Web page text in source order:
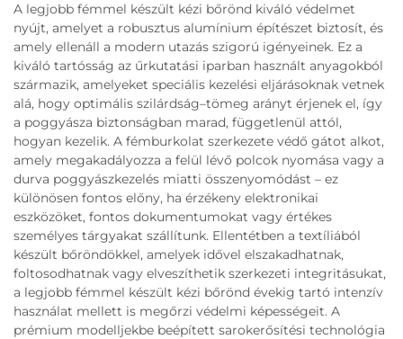
A legjobb fémmel készült kézi bőrönd kiváló védelmet
nyújt, amelyet a robusztus alumínium építészet biztosít, és
amely ellenáll a modern utazás szigorú igényeinek. Ez a
kiváló tartósság az űrkutatási iparban használt anyagokból
származik, amelyeket speciális kezelési eljárásoknak vetnek
alá, hogy optimális szilárdság–tömeg arányt érjenek el, így
a poggyásza biztonságban marad, függetlenül attól,
hogyan kezelik. A fémburkolat szerkezete védő gátot alkot,
amely megakadályozza a felül lévő polcok nyomása vagy a
durva poggyászkezelés miatti összenyomódást – ez
különösen fontos előny, ha érzékeny elektronikai
eszközöket, fontos dokumentumokat vagy értékes
személyes tárgyakat szállítunk. Ellentétben a textíliából
készült bőröndökkel, amelyek idővel elszakadhatnak,
foltosodhatnak vagy elveszíthetik szerkezeti integritásukat,
a legjobb fémmel készült kézi bőrönd évekig tartó intenzív
használat mellett is megőrzi védelmi képességeit. A
prémium modelljekbe beépített sarokerősítési technológia